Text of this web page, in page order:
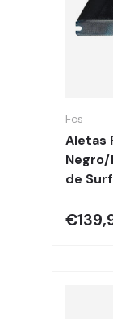
Fcs
Aletas
Negro/
de Surf